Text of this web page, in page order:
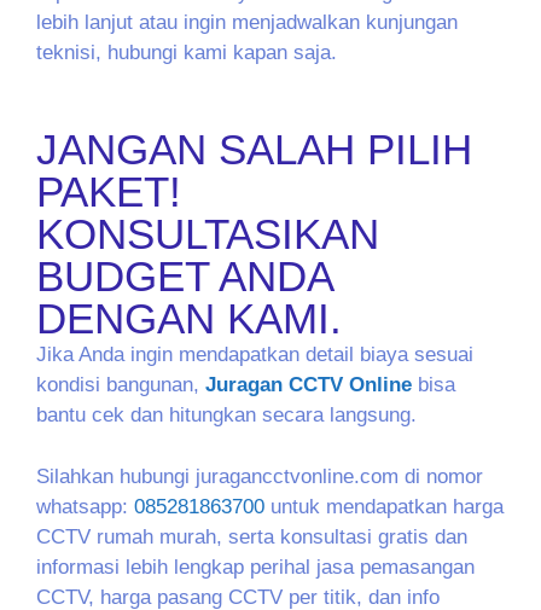
lebih lanjut atau ingin menjadwalkan kunjungan
teknisi, hubungi kami kapan saja.
JANGAN SALAH PILIH
PAKET!
KONSULTASIKAN
BUDGET ANDA
DENGAN KAMI.
Jika Anda ingin mendapatkan detail biaya sesuai
kondisi bangunan, Juragan CCTV Online bisa
bantu cek dan hitungkan secara langsung.
Silahkan hubungi juragancctvonline.com di nomor
whatsapp: 085281863700 untuk mendapatkan harga
CCTV rumah murah, serta konsultasi gratis dan
informasi lebih lengkap perihal jasa pemasangan
CCTV, harga pasang CCTV per titik, dan info